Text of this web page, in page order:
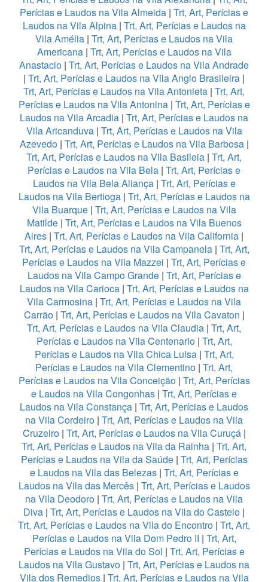
Perícias e Laudos na Vila Almeida | Trt, Art, Perícias e
Laudos na Vila Alpina | Trt, Art, Perícias e Laudos na
Vila Amélia | Trt, Art, Perícias e Laudos na Vila
Americana| Trt, Art, Perícias e Laudos na Vila
Anastacio | Trt, Art, Perícias e Laudos na Vila Andrade
| Trt, Art, Perícias e Laudos na Vila Anglo Brasileira |
Trt, Art, Perícias e Laudos na Vila Antonieta | Trt, Art,
Perícias e Laudos na Vila Antonina| Trt, Art, Perícias e
Laudos na Vila Arcadia | Trt, Art, Perícias e Laudos na
Vila Aricanduva| Trt, Art, Perícias e Laudos na Vila
Azevedo| Trt, Art, Perícias e Laudos na Vila Barbosa|
Trt, Art, Perícias e Laudos na Vila Basileia | Trt, Art,
Perícias e Laudos na Vila Bela | Trt, Art, Perícias e
Laudos na Vila Bela Aliança| Trt, Art, Perícias e
Laudos na Vila Bertioga| Trt, Art, Perícias e Laudos na
Vila Buarque| Trt, Art, Perícias e Laudos na Vila
Matilde| Trt, Art, Perícias e Laudos na Vila Buenos
Aires | Trt, Art, Perícias e Laudos na Vila California |
Trt, Art, Perícias e Laudos na Vila Campanela| Trt, Art,
Perícias e Laudos na Vila Mazzei | Trt, Art, Perícias e
Laudos na Vila Campo Grande| Trt, Art, Perícias e
Laudos na Vila Carioca| Trt, Art, Perícias e Laudos na
Vila Carmosina | Trt, Art, Perícias e Laudos na Vila
Carrão| Trt, Art, Perícias e Laudos na Vila Cavaton |
Trt, Art, Perícias e Laudos na Vila Claudia | Trt, Art,
Perícias e Laudos na Vila Centenario| Trt, Art,
Perícias e Laudos na Vila Chica Luisa | Trt, Art,
Perícias e Laudos na Vila Clementino | Trt, Art,
Perícias e Laudos na Vila Conceição| Trt, Art, Perícias
e Laudos na Vila Congonhas | Trt, Art, Perícias e
Laudos na Vila Constança | Trt, Art, Perícias e Laudos
na Vila Cordeiro | Trt, Art, Perícias e Laudos na Vila
Cruzeiro | Trt, Art, Perícias e Laudos na Vila Curuçá |
Trt, Art, Perícias e Laudos na Vila da Rainha | Trt, Art,
Perícias e Laudos na Vila da Saúde| Trt, Art, Perícias
e Laudos na Vila das Belezas| Trt, Art, Perícias e
Laudos na Vila das Mercês| Trt, Art, Perícias e Laudos
na Vila Deodoro | Trt, Art, Perícias e Laudos na Vila
Diva | Trt, Art, Perícias e Laudos na Vila do Castelo |
Trt, Art, Perícias e Laudos na Vila do Encontro | Trt, Art,
Perícias e Laudos na Vila Dom Pedro II | Trt, Art,
Perícias e Laudos na Vila do Sol | Trt, Art, Perícias e
Laudos na Vila Gustavo | Trt, Art, Perícias e Laudos na
Vila dos Remedios| Trt, Art, Perícias e Laudos na Vila